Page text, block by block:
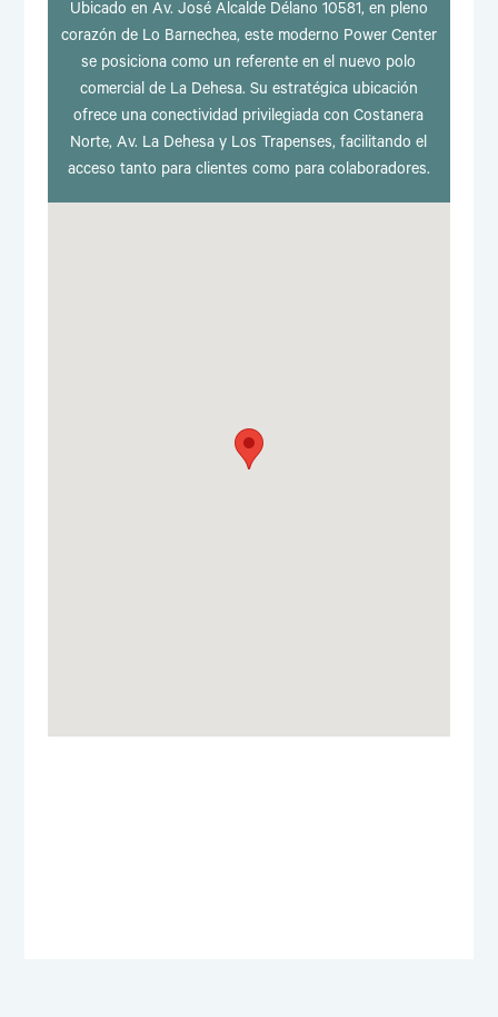
Ubicado en Av. José Alcalde Délano 10581, en pleno
corazón de Lo Barnechea, este moderno Power Center
se posiciona como un referente en el nuevo polo
comercial de La Dehesa. Su estratégica ubicación
ofrece una conectividad privilegiada con Costanera
Norte, Av. La Dehesa y Los Trapenses, facilitando el
acceso tanto para clientes como para colaboradores.